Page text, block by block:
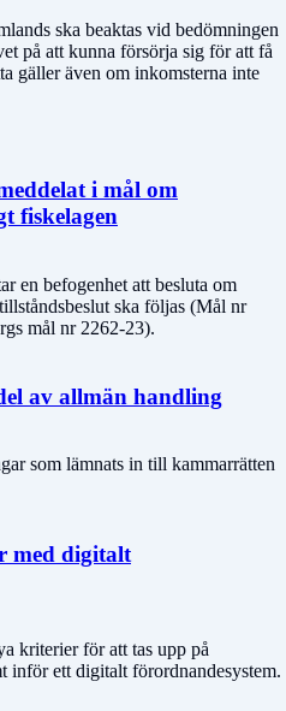
ska beaktas vid bedömningen
på att kunna försörja sig för att få
gäller även om inkomsterna inte
i mål om
fiskelagen
en befogenhet att besluta om
ska följas (Mål nr
mål nr 2262-23).
av allmän handling
som lämnats in till kammarrätten
med digitalt
kriterier för att tas upp på
inför ett digitalt förordnandesystem.